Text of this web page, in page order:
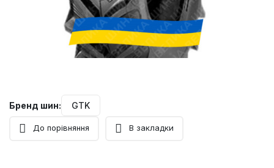
Бренд шин: GTK
До порівняння В закладки